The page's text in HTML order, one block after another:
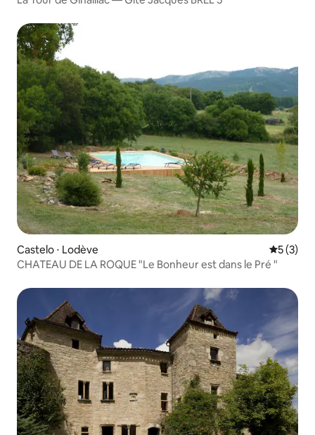
Castelo ⋅ Lodève 5 de
5 (3)
CHATEAU DE LA ROQUE "Le Bonheur est dans le Pré "